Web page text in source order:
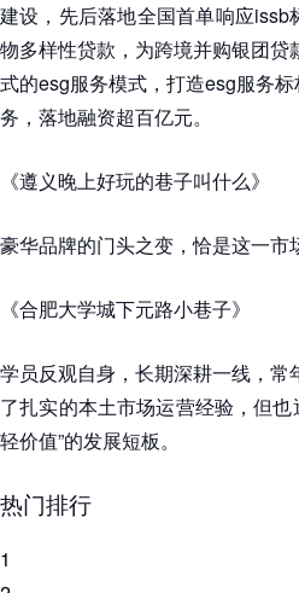
建设，先后落地全国首单响应
物多样性贷款，为跨境并购银团
式的esg服务模式，打造esg服务
务，落地融资超百亿元。
《遵义晚上好玩的巷子叫什么》
豪华品牌的门头之变，恰是这一市
《合肥大学城下元路小巷子》
学员反观自身，长期深耕一线，
了扎实的本土市场运营经验，但也
轻价值”的发展短板。
热门排行
1